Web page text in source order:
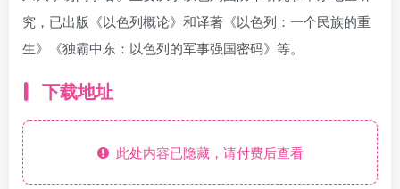
究，已出版《以色列概论》和译著《以色列：一个民族的重
生》《独霸中东：以色列的军事强国密码》等。
下载地址
此处内容已隐藏，请付费后查看